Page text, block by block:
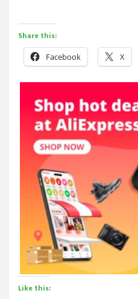
Share this:
Facebook X
Like this: